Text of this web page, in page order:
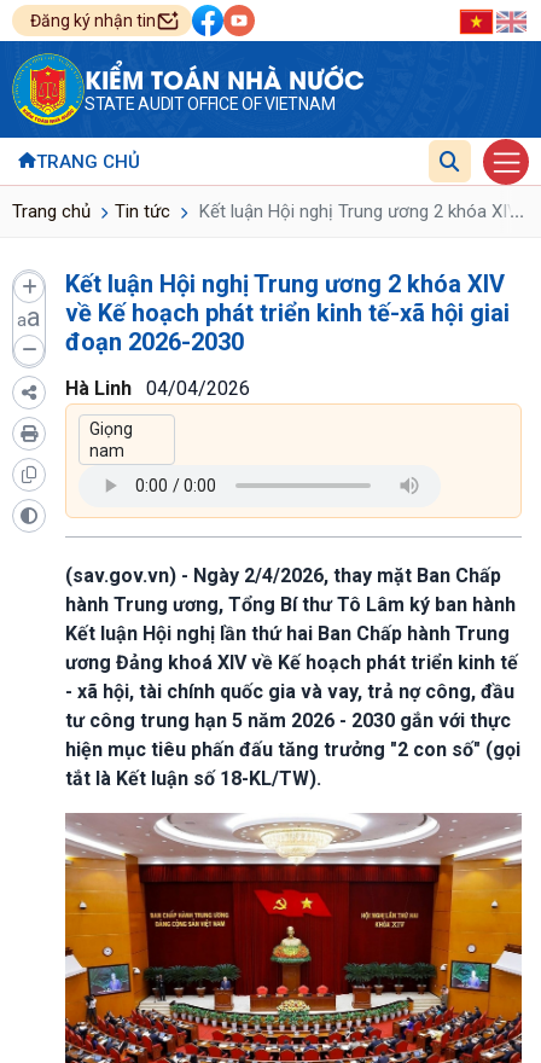
Đăng ký nhận tin
KIỂM TOÁN NHÀ NƯỚC
STATE AUDIT OFFICE OF VIETNAM
TRANG CHỦ
Trang chủ Tin tức Kết luận Hội nghị Trung ương 2 khóa XIV
...
aa
Kết luận Hội nghị Trung ương 2 khóa XIV
về Kế hoạch phát triển kinh tế-xã hội giai
đoạn 2026-2030
Hà Linh 04/04/2026
(sav.gov.vn) - Ngày 2/4/2026, thay mặt Ban Chấp
hành Trung ương, Tổng Bí thư Tô Lâm ký ban hành
Kết luận Hội nghị lần thứ hai Ban Chấp hành Trung
ương Đảng khoá XIV về Kế hoạch phát triển kinh tế
- xã hội, tài chính quốc gia và vay, trả nợ công, đầu
tư công trung hạn 5 năm 2026 - 2030 gắn với thực
hiện mục tiêu phấn đấu tăng trưởng "2 con số" (gọi
tắt là Kết luận số 18-KL/TW).